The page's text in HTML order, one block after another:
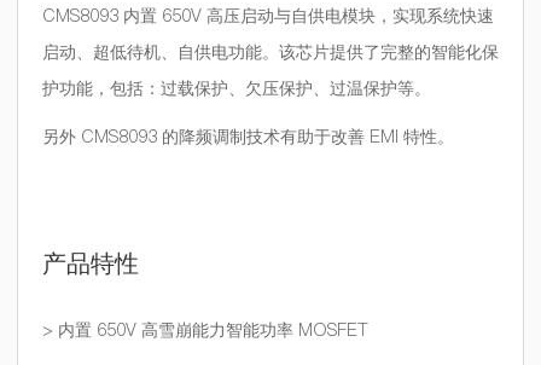
CMS8093 内置 650V 高压启动与自供电模块，实现系统快速
启动、超低待机、自供电功能。该芯片提供了完整的智能化保
护功能，包括：过载保护、欠压保护、过温保护等。
另外 CMS8093 的降频调制技术有助于改善 EMI 特性。
产品特性
> 内置 650V 高雪崩能力智能功率 MOSFET